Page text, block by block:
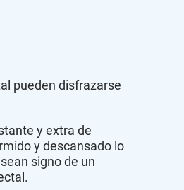
pueden disfrazarse
y extra de
y descansado lo
signo de un